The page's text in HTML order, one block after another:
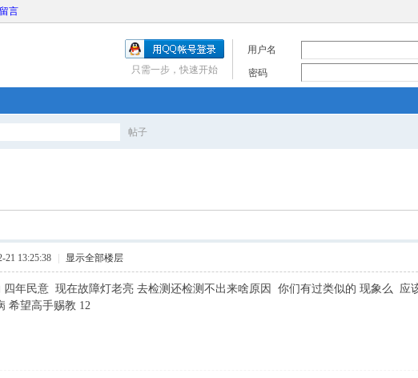
言
用户名
密码
只需一步，快速开始
帖子
21 13:25:38 显示全部楼层
年民意 现在故障灯老亮 去检测还检测不出来啥原因 你们有过类似的 现象么 应
希望高手赐教 12